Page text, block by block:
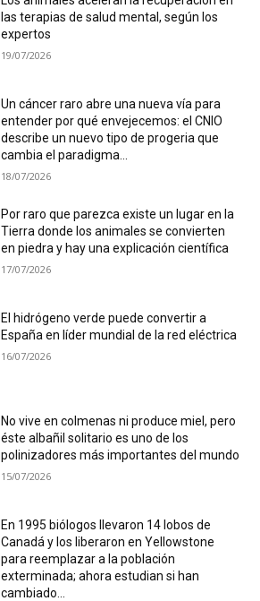
las terapias de salud mental, según los
expertos
19/07/2026
Un cáncer raro abre una nueva vía para
entender por qué envejecemos: el CNIO
describe un nuevo tipo de progeria que
cambia el paradigma...
18/07/2026
Por raro que parezca existe un lugar en la
Tierra donde los animales se convierten
en piedra y hay una explicación científica
17/07/2026
El hidrógeno verde puede convertir a
España en líder mundial de la red eléctrica
16/07/2026
No vive en colmenas ni produce miel, pero
éste albañil solitario es uno de los
polinizadores más importantes del mundo
15/07/2026
En 1995 biólogos llevaron 14 lobos de
Canadá y los liberaron en Yellowstone
para reemplazar a la población
exterminada; ahora estudian si han
cambiado...